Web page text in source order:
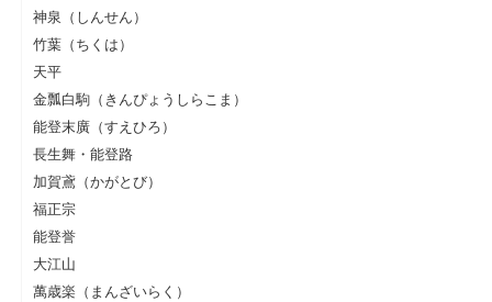
神泉（しんせん）
竹葉（ちくは）
天平
金瓢白駒（きんぴょうしらこま）
能登末廣（すえひろ）
長生舞・能登路
加賀鳶（かがとび）
福正宗
能登誉
大江山
萬歳楽（まんざいらく）